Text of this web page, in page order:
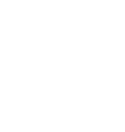
使用頻
森實驗室